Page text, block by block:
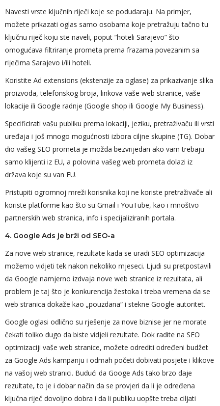
Navesti vrste ključnih riječi koje se podudaraju. Na primjer,
možete prikazati oglas samo osobama koje pretražuju tačno tu
ključnu riječ koju ste naveli, poput “hoteli Sarajevo” što
omogućava filtriranje prometa prema frazama povezanim sa
riječima Sarajevo i/ili hoteli.
Koristite Ad extensions (ekstenzije za oglase) za prikazivanje slika
proizvoda, telefonskog broja, linkova vaše web stranice, vaše
lokacije ili Google radnje (Google shop ili Google My Business).
Specificirati vašu publiku prema lokaciji, jeziku, pretraživaču ili vrsti
uređaja i još mnogo mogućnosti izbora ciljne skupine (TG). Dobar
dio vašeg SEO prometa je možda bezvrijedan ako vam trebaju
samo klijenti iz EU, a polovina vašeg web prometa dolazi iz
država koje su van EU.
Pristupiti ogromnoj mreži korisnika koji ne koriste pretraživače ali
koriste platforme kao što su Gmail i YouTube, kao i mnoštvo
partnerskih web stranica, info i specijaliziranih portala.
4. Google Ads je brži od SEO-a
Za nove web stranice, rezultate kada se uradi SEO optimizacija
možemo vidjeti tek nakon nekoliko mjeseci. Ljudi su pretpostavili
da Google namjerno izdvaja nove web stranice iz rezultata, ali
problem je taj što je konkurencija žestoka i treba vremena da se
web stranica dokaže kao „pouzdana“ i stekne Google autoritet.
Google oglasi odlično su rješenje za nove biznise jer ne morate
čekati toliko dugo da biste vidjeli rezultate. Dok radite na SEO
optimizaciji vaše web stranice, možete odrediti određeni budžet
za Google Ads kampanju i odmah početi dobivati posjete i klikove
na vašoj web stranici. Budući da Googe Ads tako brzo daje
rezultate, to je i dobar način da se provjeri da li je određena
ključna riječ dovoljno dobra i da li publiku uopšte treba ciljati